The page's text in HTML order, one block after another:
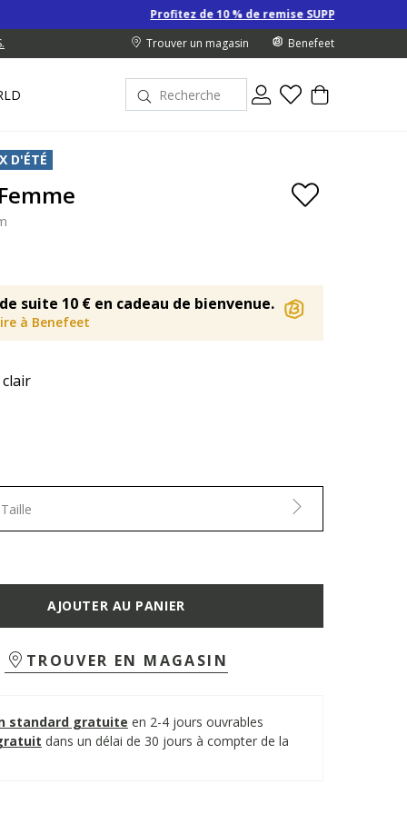
Profitez de 10 % de remise SUPPLÉMENTAIRE sur les
Trouver un magasin Benefeet
D'ÉTÉ
suite 10 € en cadeau de bienvenue.
à Benefeet
AJOUTER AU PANIER
TROUVER EN MAGASIN
standard gratuite en 2-4 jours ouvrables
dans un délai de 30 jours à compter de la